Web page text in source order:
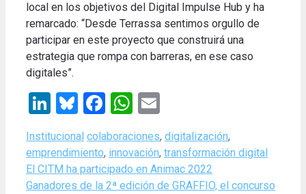
local en los objetivos del Digital Impulse Hub y ha
remarcado: “Desde Terrassa sentimos orgullo de
participar en este proyecto que construirá una
estrategia que rompa con barreras, en ese caso
digitales”.
LinkedIn
Bluesky
Facebook
WhatsApp
Categories
Institucional Tags
colaboraciones, digitalización,
emprendimiento, innovación, transformación digital
El CITM ha participado en Animac 2022
Ganadores de la 2ª edición de GRAFFIO, el concurso